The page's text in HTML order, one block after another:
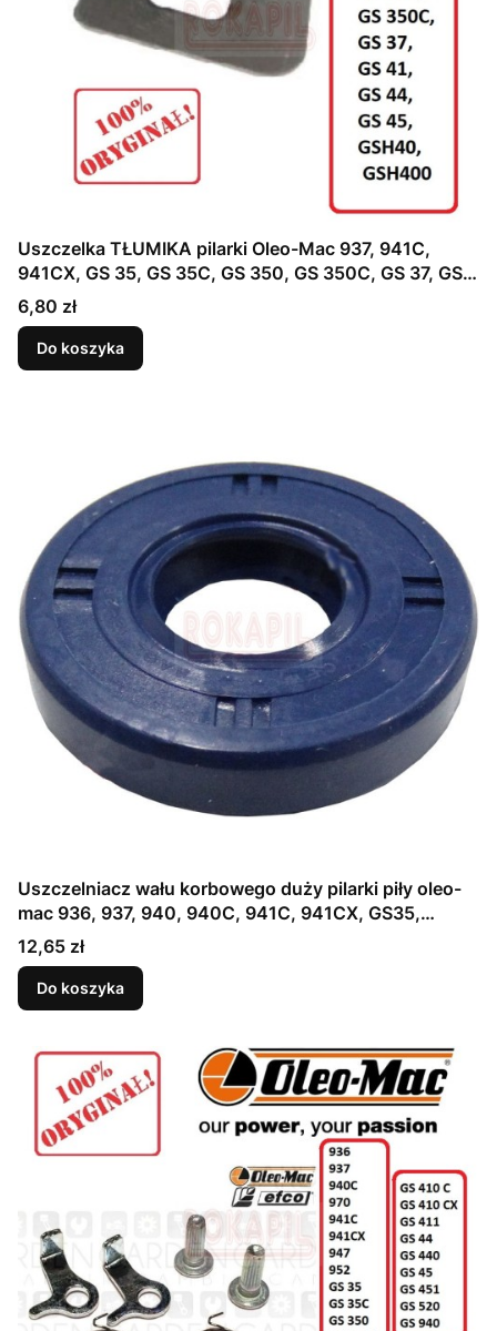
Uszczelka TŁUMIKA pilarki Oleo-Mac 937, 941C,
941CX, GS 35, GS 35C, GS 350, GS 350C, GS 37, GS
41, GS 44, GS 45, GSH40, GSH400 - część
ORYGINALNA!
Cena
6,80 zł
Do koszyka
Uszczelniacz wału korbowego duży pilarki piły oleo-
mac 936, 937, 940, 940C, 941C, 941CX, GS35,
GS35C GS350, GS350C, GS37, GS370, GS371, GS41,
GS410, GS411, GS44, GS440, GS45, GS451, GS940
część oryginalna!
Cena
12,65 zł
Do koszyka